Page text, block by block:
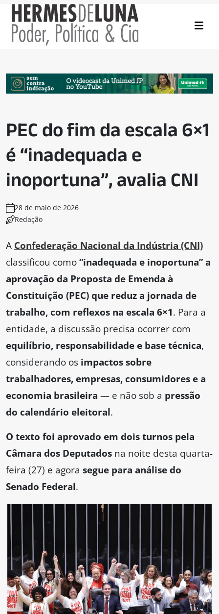
PEC do fim da escala 6×1
é “inadequada e
inoportuna”, avalia CNI
28 de maio de 2026
Redação
A Confederação Nacional da Indústria (CNI)
classificou como“inadequada e inoportuna” a
aprovação da Proposta de Emenda à
Constituição (PEC) que reduz a jornada de
trabalho, com reflexos na escala 6×1. Para a
entidade, a discussão precisa ocorrer com
equilíbrio, responsabilidade e base técnica,
considerando os impactos sobre
trabalhadores, empresas, consumidores e a
economia brasileira — e não sob a pressão
do calendário eleitoral.
O texto foi aprovado em dois turnos pela
Câmara dos Deputados na noite desta quarta-
feira (27) e agora segue para análise do
Senado Federal.